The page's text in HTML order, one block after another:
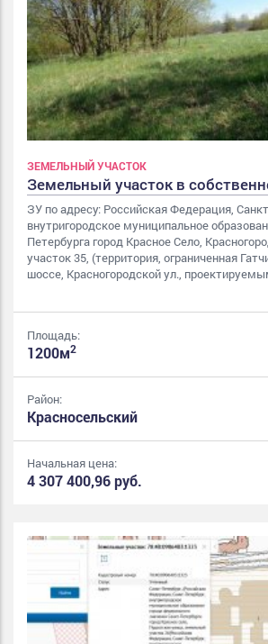
ЗЕМЕЛЬНЫЙ УЧАСТОК
Земельный участок в
ЗУ по адресу: Российская Федерация,
внутригородское муниципальное
Петербурга город Красное Село,
участок 35, (территория, ограниченная
шоссе, Красногородской ул.,
Площадь:
1200м2
Район:
Красносельский
Начальная цена:
4 307 400,96 руб.